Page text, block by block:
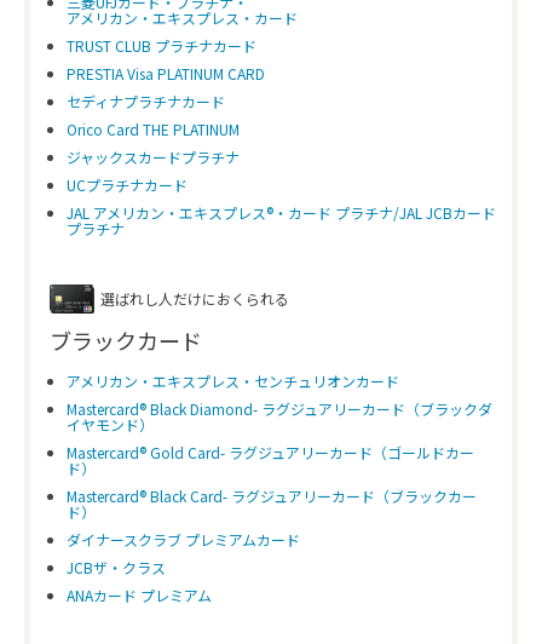
アメリカン・エキスプレス・カード
TRUST CLUB プラチナカード
PRESTIA Visa PLATINUM CARD
セディナプラチナカード
Orico Card THE PLATINUM
ジャックスカードプラチナ
UCプラチナカード
JAL アメリカン・エキスプレス®・カード プラチナ/JAL JCBカード
プラチナ
選ばれし人だけにおくられる
ブラックカード
アメリカン・エキスプレス・センチュリオンカード
Mastercard® Black Diamond- ラグジュアリーカード（ブラックダ
イヤモンド）
Mastercard® Gold Card- ラグジュアリーカード（ゴールドカー
ド）
Mastercard® Black Card- ラグジュアリーカード（ブラックカー
ド）
ダイナースクラブ プレミアムカード
JCBザ・クラス
ANAカード プレミアム